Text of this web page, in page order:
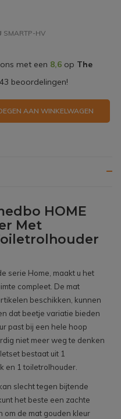
SMARTP-HV
met een 8,6op The
beoordelingen!
AAN WINKELWAGEN
HOME
Met
serie Home, maakt u het
compleet. De mat
beschikken, kunnen
dat beetje variatie bieden
past bij een hele hoop
niet meer weg te denken
bestaat uit 1
en 1 toiletrolhouder.
slecht tegen bijtende
het beste een zachte
om de mat gouden kleur